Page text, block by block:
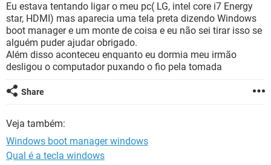
INSTAGRAM GMAIL
GUIA DE COMPRAS
OUTLOOK EXCEL
INSTAGRAM
GUIA DE COMPRAS
Eu estava tentando ligar o meu pc( LG, intel core i7 Energy
star, HDMI) mas aparecia uma tela preta dizendo Windows
boot manager e um monte de coisa e eu não sei tirar isso se
alguém puder ajudar obrigado.
Além disso aconteceu enquanto eu dormia meu irmão
desligou o computador puxando o fio pela tomada
Share
Veja também:
Windows boot manager windows
Qual é a tecla windows